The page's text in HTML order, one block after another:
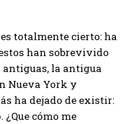
totalmente cierto: ha
han sobrevivido
antiguas, la antigua
Nueva York y
ha dejado de existir:
cómo me